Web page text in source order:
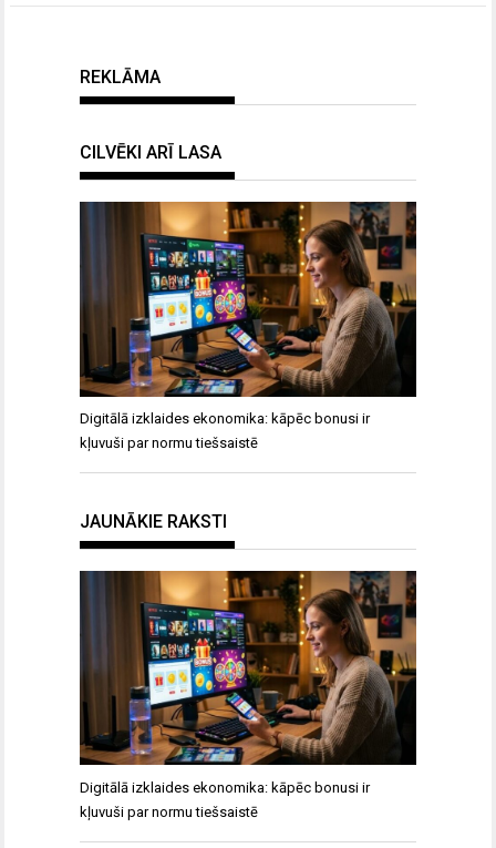
REKLĀMA
CILVĒKI ARĪ LASA
Digitālā izklaides ekonomika: kāpēc bonusi ir
kļuvuši par normu tiešsaistē
JAUNĀKIE RAKSTI
Digitālā izklaides ekonomika: kāpēc bonusi ir
kļuvuši par normu tiešsaistē